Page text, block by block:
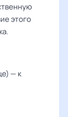
этого
— к